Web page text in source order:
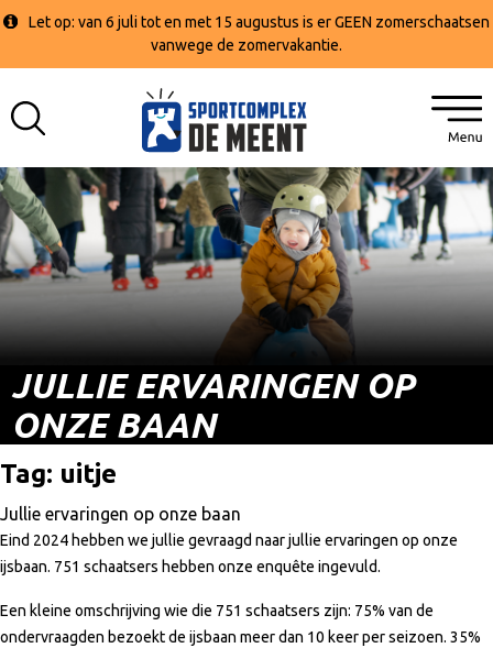
Let op: van 6 juli tot en met 15 augustus is er GEEN zomerschaatsen
vanwege de zomervakantie.
JULLIE ERVARINGEN OP
ONZE BAAN
Tag: uitje
Jullie ervaringen op onze baan
Eind 2024 hebben we jullie gevraagd naar jullie ervaringen op onze
ijsbaan. 751 schaatsers hebben onze enquête ingevuld.
Een kleine omschrijving wie die 751 schaatsers zijn: 75% van de
ondervraagden bezoekt de ijsbaan meer dan 10 keer per seizoen. 35%